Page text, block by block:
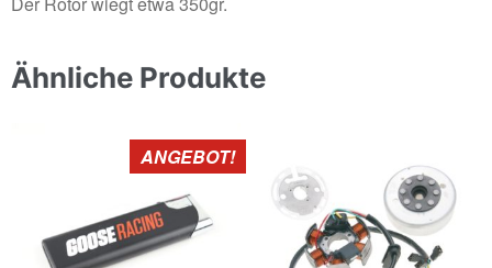
Ähnliche Produkte
ANGEBOT!